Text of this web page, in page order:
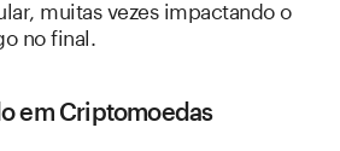
muitas vezes impactando o
no final.
em Criptomoedas